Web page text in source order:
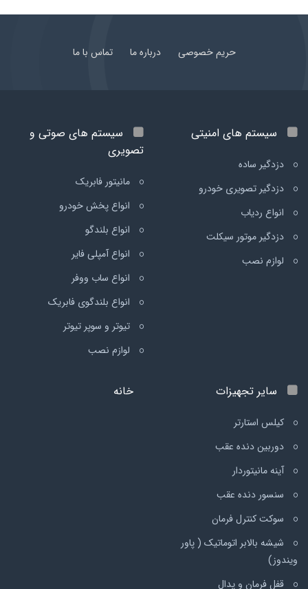
حریم خصوصی درباره ما تماس با ما
سیستم های امنیتی
دزدگیر ساده
دزدگیر تصویری خودرو
انواع ردیاب
دزدگیر موتور سیکلت
لوازم نصب
سیستم های صوتی و
تصویری
مانیتور فابریک
انواع پخش خودرو
انواع بلندگو
انواع آمپلی فایر
انواع ساب ووفر
انواع بلندگوی فابریک
تیوتر و سوپر تیوتر
لوازم نصب
سایر تجهیزات
کیلس استارتر
دوربین دنده عقب
آینه مانیتوردار
سنسور دنده عقب
سوکت کنترل فرمان
شیشه بالابر اتوماتیک ( پاور
ویندوز)
قفل فرمان و پدال
خانه